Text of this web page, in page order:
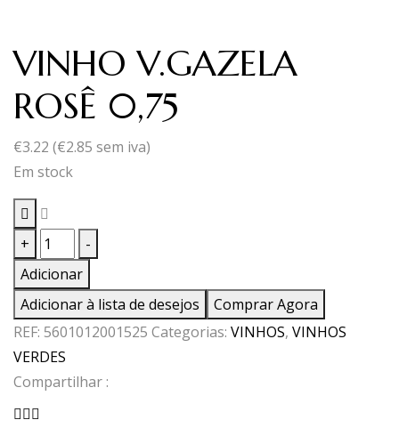
VINHO V.GAZELA
ROSÊ 0,75
€3.22 (€2.85 sem iva)
Em stock
+
Quantidade
de
VINHO
V.GAZELA
ROSÊ
0,75
-
Adicionar
Adicionar à lista de desejos
Comprar Agora
REF: 5601012001525 Categorias: VINHOS, VINHOS
VERDES
Compartilhar :